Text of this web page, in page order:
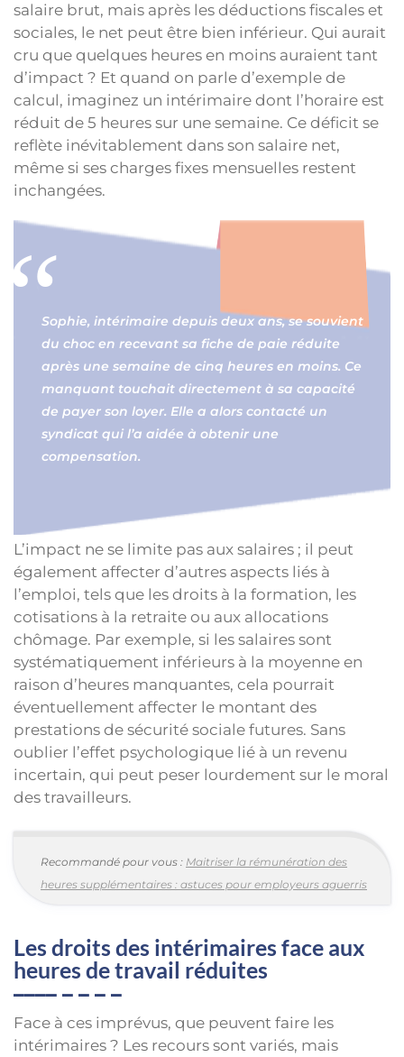
salaire brut, mais après les déductions fiscales et
sociales, le net peut être bien inférieur. Qui aurait
cru que quelques heures en moins auraient tant
d’impact ? Et quand on parle d’exemple de
calcul, imaginez un intérimaire dont l’horaire est
réduit de 5 heures sur une semaine. Ce déficit se
reflète inévitablement dans son salaire net,
même si ses charges fixes mensuelles restent
inchangées.
Sophie, intérimaire depuis deux ans, se souvient
du choc en recevant sa fiche de paie réduite
après une semaine de cinq heures en moins. Ce
manquant touchait directement à sa capacité
de payer son loyer. Elle a alors contacté un
syndicat qui l’a aidée à obtenir une
compensation.
L’impact ne se limite pas aux salaires ; il peut
également affecter d’autres aspects liés à
l’emploi, tels que les droits à la formation, les
cotisations à la retraite ou aux allocations
chômage. Par exemple, si les salaires sont
systématiquement inférieurs à la moyenne en
raison d’heures manquantes, cela pourrait
éventuellement affecter le montant des
prestations de sécurité sociale futures. Sans
oublier l’effet psychologique lié à un revenu
incertain, qui peut peser lourdement sur le moral
des travailleurs.
Recommandé pour vous : Maitriser la rémunération des
heures supplémentaires : astuces pour employeurs aguerris
Les droits des intérimaires face aux
heures de travail réduites
Face à ces imprévus, que peuvent faire les
intérimaires ? Les recours sont variés, mais